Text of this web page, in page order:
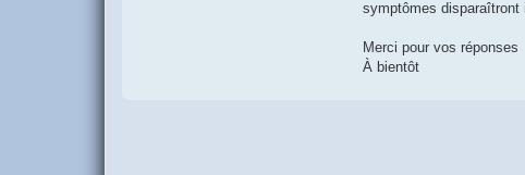
symptômes disparaîtront
Merci pour vos réponses
À bientôt